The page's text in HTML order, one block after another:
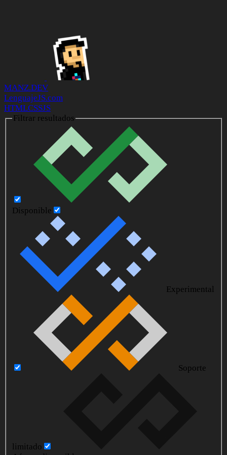
MANZ.DEV
LenguajeJS.com
HTMLCSSJS
Filtrar resultados
Disponible
Experimental
Soporte
limitado